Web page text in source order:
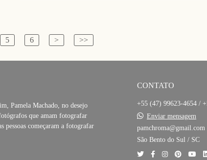
5 6 > >>
Pamela Machado, no desejo
que amam fotografar
pessoas começaram a fotografar
CONTATO
+55 (47) 99623-4654 /
Enviar mensagem
pamchroma@gmail.com
São Bento do Sul / SC